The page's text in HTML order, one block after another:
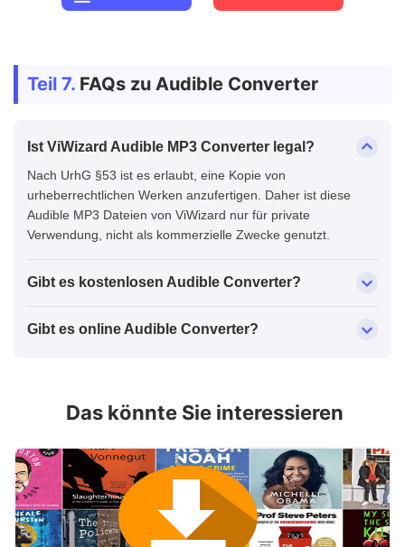
Teil 7. FAQs zu Audible Converter
Ist ViWizard Audible MP3 Converter legal?
Nach UrhG §53 ist es erlaubt, eine Kopie von
urheberrechtlichen Werken anzufertigen. Daher ist diese
Audible MP3 Dateien von ViWizard nur für private
Verwendung, nicht als kommerzielle Zwecke genutzt.
Gibt es kostenlosen Audible Converter?
Gibt es online Audible Converter?
Das könnte Sie interessieren